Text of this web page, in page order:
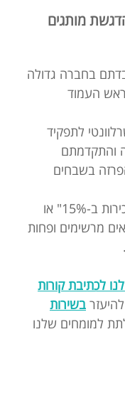
מותגים
בחברה גדולה
העמוד
לתפקיד
והתקדמתם
בשבחים
"הגדלת המכירות ב-15%" או
מרשימים ופחות
לכתיבת קורות
בשירות
למומחים שלנו